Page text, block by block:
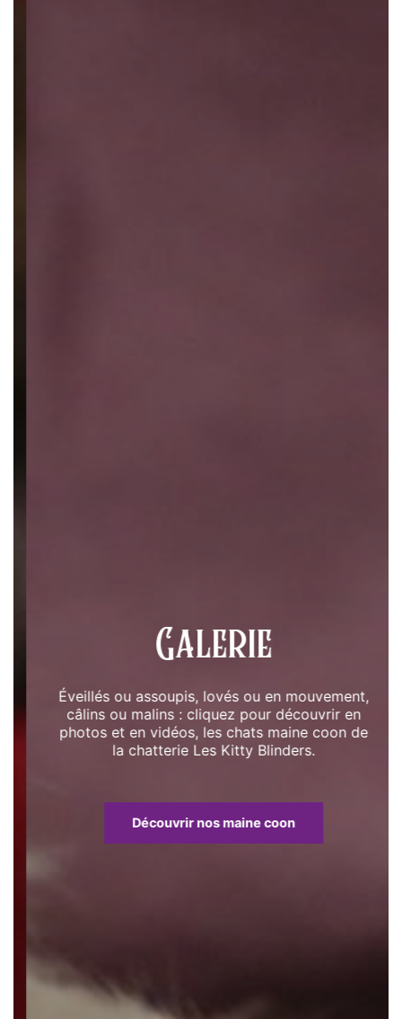
Galerie
Éveillés ou assoupis, lovés ou en mouvement,
câlins ou malins : cliquez pour découvrir en
photos et en vidéos, les chats maine coon de
la chatterie Les Kitty Blinders.
Découvrir nos maine coon